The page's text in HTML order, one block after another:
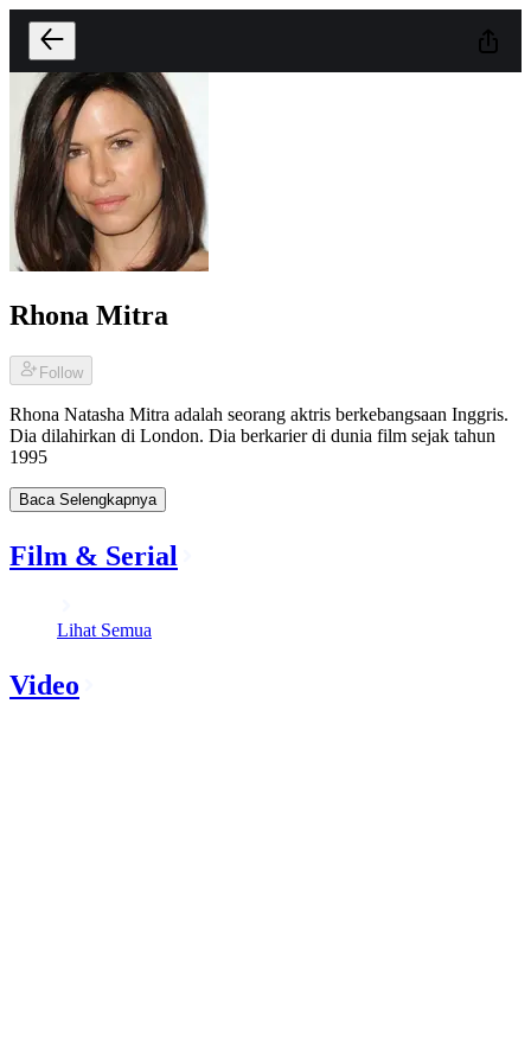
Rhona Mitra
Follow
Rhona Natasha Mitra adalah seorang aktris berkebangsaan Inggris.
Dia dilahirkan di London. Dia berkarier di dunia film sejak tahun
1995
Baca Selengkapnya
Film & Serial
Lihat Semua
Video